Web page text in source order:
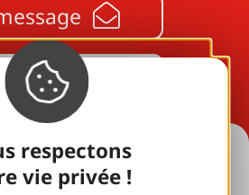
respectons
vie privée !
08 80